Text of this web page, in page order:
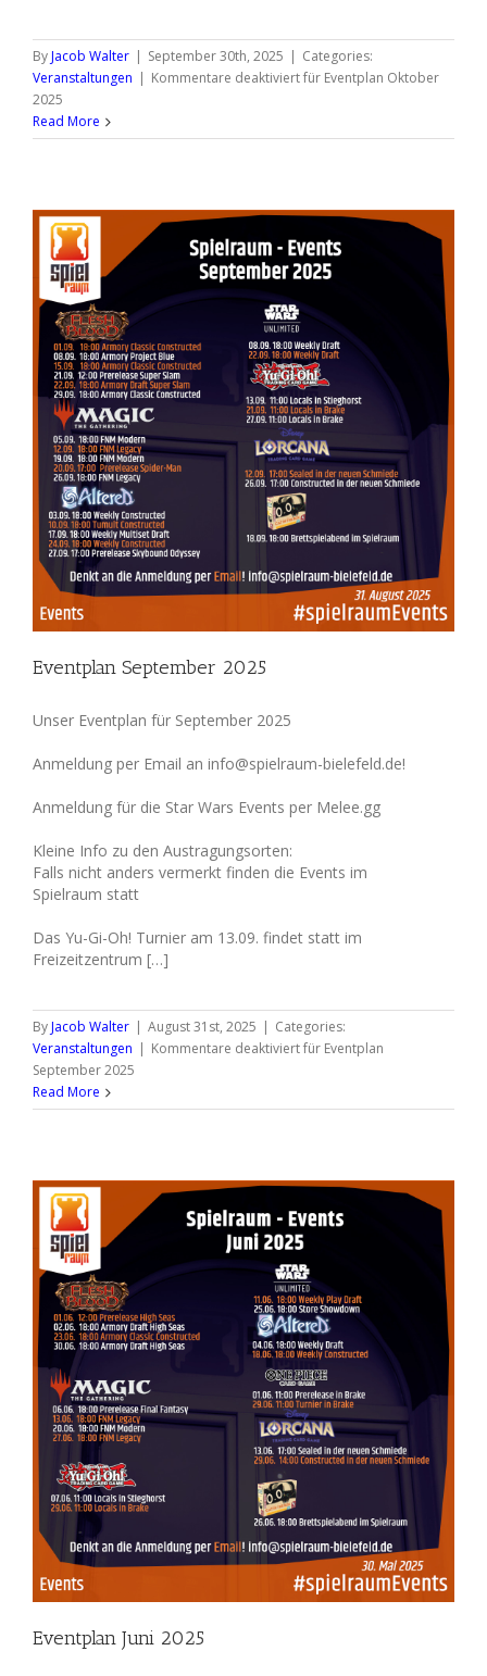
ByJacob Walter | September 30th, 2025 | Categories:
Veranstaltungen | Kommentare deaktiviertfür Eventplan Oktober
2025
Read More
Eventplan September 2025
Unser Eventplan für September 2025
Anmeldung per Email an info@spielraum-bielefeld.de!
Anmeldung für die Star Wars Events per Melee.gg
Kleine Info zu den Austragungsorten:
Falls nicht anders vermerkt finden die Events im
Spielraum statt
Das Yu-Gi-Oh! Turnier am 13.09. findet statt im
Freizeitzentrum […]
ByJacob Walter | August 31st, 2025 | Categories:
Veranstaltungen | Kommentare deaktiviertfür Eventplan
September 2025
Read More
Eventplan Juni 2025